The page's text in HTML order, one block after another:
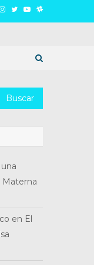
Buscar:
Materna
en El